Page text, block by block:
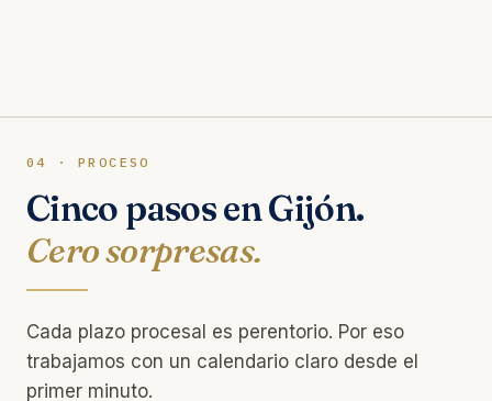
04 · PROCESO
Cinco pasos en Gijón.
Cero sorpresas.
Cada plazo procesal es perentorio. Por eso
trabajamos con un calendario claro desde el
primer minuto.